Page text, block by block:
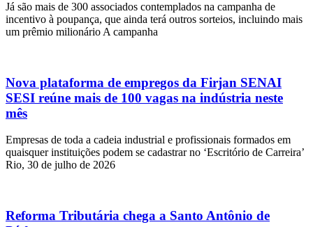
Já são mais de 300 associados contemplados na campanha de
incentivo à poupança, que ainda terá outros sorteios, incluindo mais
um prêmio milionário A campanha
Nova plataforma de empregos da Firjan SENAI
SESI reúne mais de 100 vagas na indústria neste
mês
Empresas de toda a cadeia industrial e profissionais formados em
quaisquer instituições podem se cadastrar no ‘Escritório de Carreira’
Rio, 30 de julho de 2026
Reforma Tributária chega a Santo Antônio de